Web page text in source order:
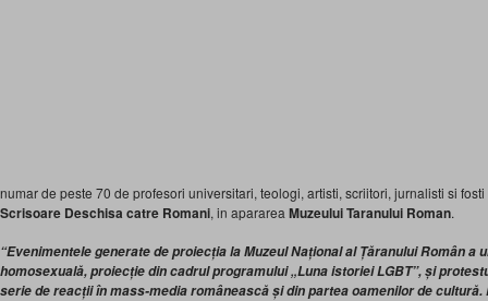
numar de peste 70 de profesori universitari, teologi, artisti, scriitori, jurnalisti si
Scrisoare Deschisa catre Romani, in apararea Muzeului Taranului Roman.
“Evenimentele generate de proiecția la Muzeul Național al Țăranului Român a
homosexuală, proiecție din cadrul programului„Luna istoriei LGBT”,și
serie de reacții în mass-media românească și din partea oamenilor de cultură.